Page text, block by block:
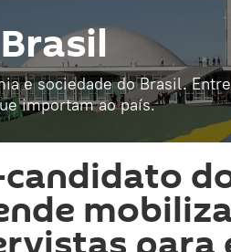
e sociedade do Brasil.
importam ao país.